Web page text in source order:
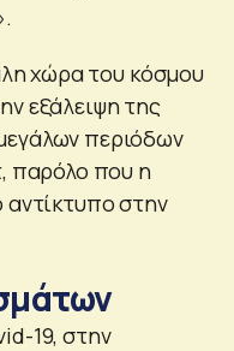
χώρα του κόσμου
εξάλειψη της
περιόδων
παρόλο που η
αντίκτυπο στην
19, στην